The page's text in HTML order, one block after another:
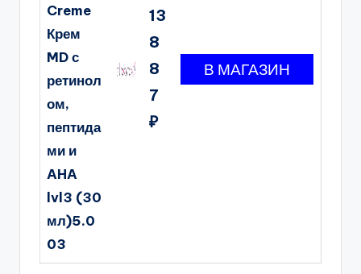
Creme
Крем
MD с
ретинол
ом,
пептида
ми и
AHA
lvl3 (30
мл)5.0
03
13
8
8
7
₽